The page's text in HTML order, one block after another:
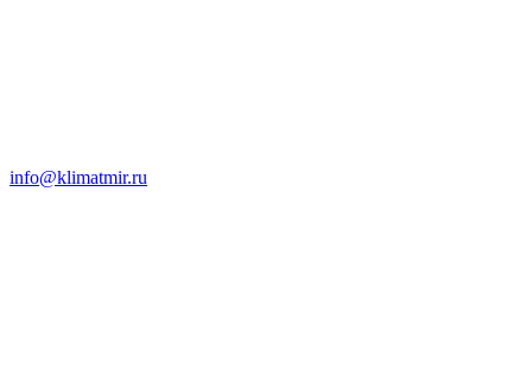
info@klimatmir.ru